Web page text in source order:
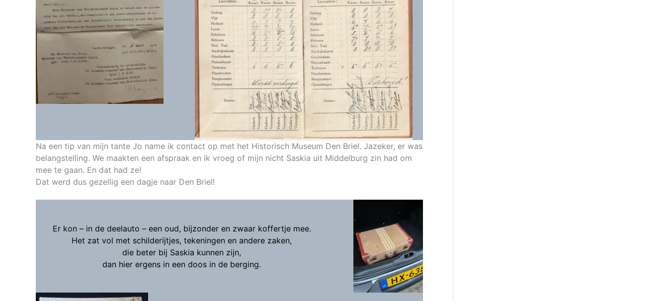
Na een tip van mijn tante Jo name ik contact op met het Historisch Museum Den Briel. Jazeker, er was
belangstelling. We maakten een afspraak en ik vroeg of mijn nicht Saskia uit Middelburg zin had om
mee te gaan. En dat had ze!
Dat werd dus gezellig een dagje naar Den Briel!
Er kon – in de deelauto – een oud, bijzonder en zwaar koffertje mee.
Het zat vol met schilderijtjes, tekeningen en andere zaken,
die beter bij Saskia kunnen zijn,
dan hier ergens in een doos in de berging.